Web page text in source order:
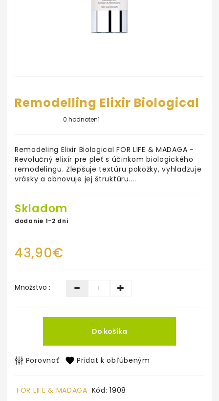
Remodelling Elixir Biological
0 hodnotení
Remodeling Elixir Biological FOR LIFE & MADAGA -
Revolučný elixír pre pleť s účinkom biologického
remodelingu. Zlepšuje textúru pokožky, vyhladzuje
vrásky a obnovuje jej štruktúru....
Skladom
dodanie 1-2 dni
43,90€
Množstvo :
Do košíka
Porovnať Pridat k obľúbeným
FOR LIFE & MADAGA Kód: 1908